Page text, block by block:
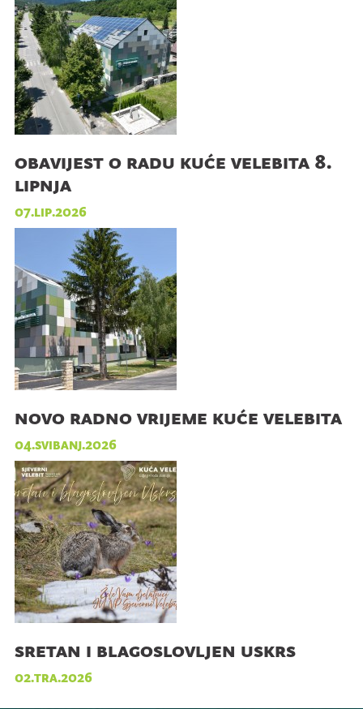
obavijest o radu kuće velebita 8.
lipnja
07.lip.2026
novo radno vrijeme kuće velebita
04.svibanj.2026
sretan i blagoslovljen uskrs
02.tra.2026